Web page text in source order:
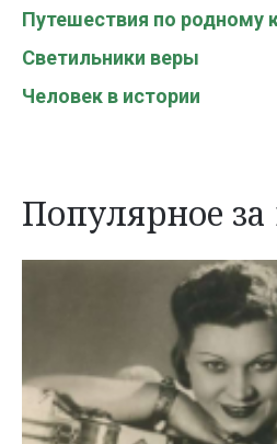
Путешествия по родному
Светильники веры
Человек в истории
Популярное за